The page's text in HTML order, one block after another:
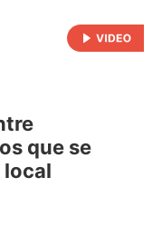
que se
local